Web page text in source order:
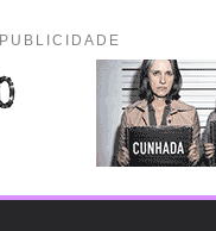
PUBLICIDADE